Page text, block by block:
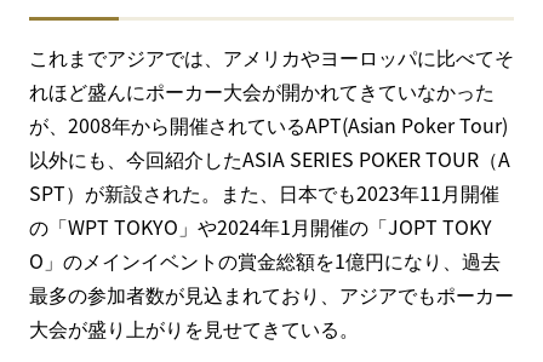
これまでアジアでは、アメリカやヨーロッパに比べてそ
れほど盛んにポーカー大会が開かれてきていなかった
が、2008年から開催されているAPT(Asian Poker Tour)
以外にも、今回紹介したASIA SERIES POKER TOUR（A
SPT）が新設された。また、日本でも2023年11月開催
の「WPT TOKYO」や2024年1月開催の「JOPT TOKY
O」のメインイベントの賞金総額を1億円になり、過去
最多の参加者数が見込まれており、アジアでもポーカー
大会が盛り上がりを見せてきている。